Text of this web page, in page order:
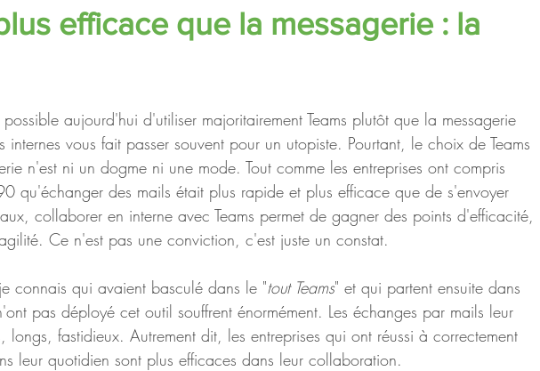
efficace que la messagerie : la
aujourd'hui d'utiliser majoritairement Teams plutôt que la messagerie
internes vous fait passer souvent pour un utopiste. Pourtant, le choix de Teams
n'est ni un dogme ni une mode. Tout comme les entreprises ont compris
qu'échanger des mails était plus rapide et plus efficace que de s'envoyer
collaborer en interne avec Teams permet de gagner des points d'efficacité,
Ce n'est pas une conviction, c'est juste un constat.
connais qui avaient basculé dans le "tout Teams" et qui partent ensuite dans
pas déployé cet outil souffrent énormément. Les échanges par mails leur
longs, fastidieux. Autrement dit, les entreprises qui ont réussi à correctement
leur quotidien sont plus efficaces dans leur collaboration.